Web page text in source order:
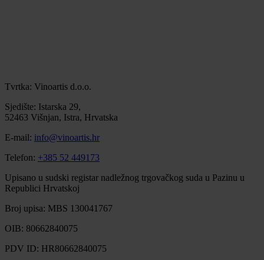
Tvrtka: Vinoartis d.o.o.
Sjedište: Istarska 29,
52463 Višnjan, Istra, Hrvatska
E-mail: info@vinoartis.hr
Telefon: +385 52 449173
Upisano u sudski registar nadležnog trgovačkog suda u Pazinu u
Republici Hrvatskoj
Broj upisa: MBS 130041767
OIB: 80662840075
PDV ID: HR80662840075